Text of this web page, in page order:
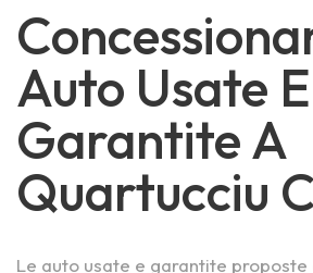
Auto Usate E
Garantite A
Quartucciu
Le auto usate e garantite proposte